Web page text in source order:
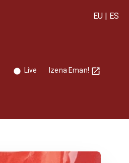
EU| ES
Live Izena Eman!